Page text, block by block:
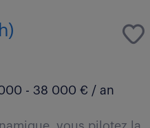
- 38 000 € / an